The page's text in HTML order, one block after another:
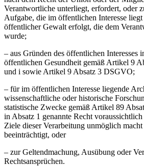
Verantwortliche unterliegt, erfordert, oder
Aufgabe, die im öffentlichen Interesse
öffentlicher Gewalt erfolgt, die dem
wurde;
– aus Gründen des öffentlichen Interesses
öffentlichen Gesundheit gemäß Artikel 9
und i sowie Artikel 9 Absatz 3 DSGVO;
– für im öffentlichen Interesse liegende
wissenschaftliche oder historische
statistische Zwecke gemäß Artikel 89
in Absatz 1 genannte Recht
Ziele dieser Verarbeitung unmöglich
beeinträchtigt, oder
– zur Geltendmachung, Ausübung oder
Rechtsansprüchen.